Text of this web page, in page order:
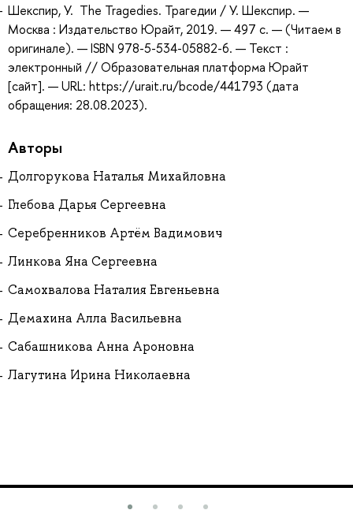
Шекспир, У. The Tragedies. Трагедии / У. Шекспир. —
Москва : Издательство Юрайт, 2019. — 497 с. — (Читаем в
оригинале). — ISBN 978-5-534-05882-6. — Текст :
электронный // Образовательная платформа Юрайт
[сайт]. — URL: https://urait.ru/bcode/441793 (дата
обращения: 28.08.2023).
Авторы
Долгорукова Наталья Михайловна
Глебова Дарья Сергеевна
Серебренников Артём Вадимович
Линкова Яна Сергеевна
Самохвалова Наталия Евгеньевна
Демахина Алла Васильевна
Сабашникова Анна Ароновна
Лагутина Ирина Николаевна